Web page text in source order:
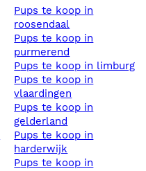
pups te koop in
roosendaal
pups te koop in
purmerend
pups te koop in limburg
pups te koop in
vlaardingen
pups te koop in
gelderland
pups te koop in
harderwijk
pups te koop in